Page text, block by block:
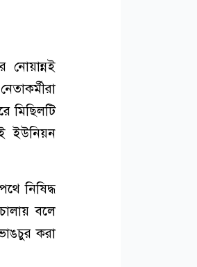
নোয়ান্নই
মিছিলটি
ইউনিয়ন
নিষিদ্ধ
বলে
করা